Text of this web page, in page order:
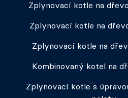
Zplynovací kotle na
Zplynovací kotle na
Zplynovací kotle na
Kombinovaný kotel na
Zplynovací kotle s